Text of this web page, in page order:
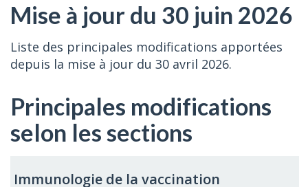
Mise à jour du 30 juin 2026
Liste des principales modifications apportées
depuis la mise à jour du 30 avril 2026.
Principales modifications
selon les sections
Immunologie de la vaccination